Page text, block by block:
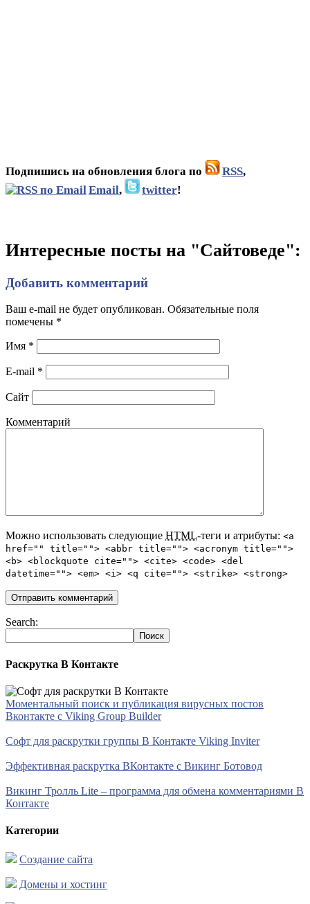
Подпишись на обновления блога по RSS,
Email, twitter!
Интересные посты на "Сайтоведе":
Добавить комментарий
Ваш e-mail не будет опубликован. Обязательные поля
помечены *
Имя *
E-mail *
Сайт
Комментарий
Можно использовать следующие HTML-теги и атрибуты: <a
href="" title=""> <abbr title=""> <acronym title="">
<b> <blockquote cite=""> <cite> <code> <del
datetime=""> <em> <i> <q cite=""> <strike> <strong>
Search:
Раскрутка В Контакте
Моментальный поиск и публикация вирусных постов
Вконтакте с Viking Group Builder
Софт для раскрутки группы В Контакте Viking Inviter
Эффективная раскрутка ВКонтакте с Викинг Ботовод
Викинг Тролль Lite – программа для обмена комментариями В
Контакте
Категории
Создание сайта
Домены и хостинг